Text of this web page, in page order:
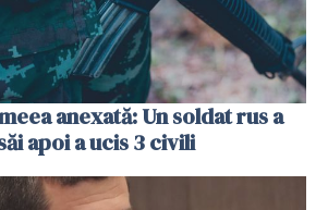
anexată: Un soldat rus a
apoi a ucis 3 civili